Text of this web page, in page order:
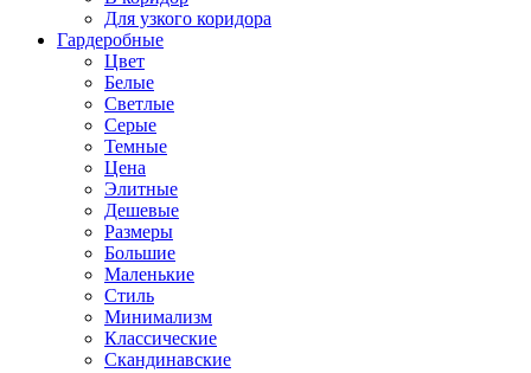
Для узкого коридора
Гардеробные
Цвет
Белые
Светлые
Серые
Темные
Цена
Элитные
Дешевые
Размеры
Большие
Маленькие
Стиль
Минимализм
Классические
Скандинавские